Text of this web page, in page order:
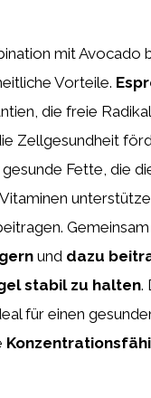
mit Avocado
Vorteile.
die freie
Zellgesundheit
Fette, die
und dazu
stabil zu halten.
für einen